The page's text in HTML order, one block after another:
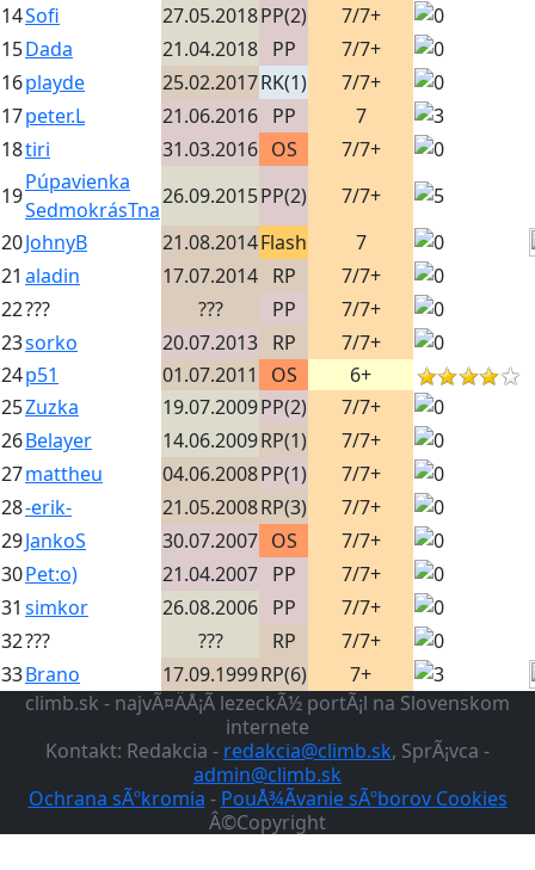
14Sofi 27.05.2018PP(2)
7/7+
15Dada 21.04.2018 PP
7/7+
16playde 25.02.2017RK(1)
7/7+
17peter.L 21.06.2016 PP
7
18tiri 31.03.2016 OS
7/7+
19
Púpavienka
SedmokrásTna
26.09.2015PP(2)
7/7+
20JohnyB 21.08.2014Flash
7
21 aladin 17.07.2014 RP
7/7+
22??? ??? PP
7/7+
23sorko 20.07.2013 RP
7/7+
24p51 01.07.2011 OS
6+
25Zuzka 19.07.2009PP(2)
7/7+
26Belayer 14.06.2009RP(1)
7/7+
27mattheu 04.06.2008PP(1)
7/7+
28-erik- 21.05.2008RP(3)
7/7+
29JankoS 30.07.2007 OS
7/7+
30Pet:o) 21.04.2007 PP
7/7+
31 simkor 26.08.2006 PP
7/7+
32??? ??? RP
7/7+
33Brano 17.09.1999RP(6)
7+
climb.sk - najvÃ¤ÄÅ¡Ã­ lezeckÃ½ portÃ¡l na Slovenskom
internete
Kontakt: Redakcia - redakcia@climb.sk, SprÃ¡vca -
admin@climb.sk
Ochrana sÃºkromia - PouÅ¾Ã­vanie sÃºborov Cookies
Â©Copyright